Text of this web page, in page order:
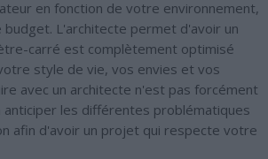
en fonction de votre environnement,
L'architecte permet d'avoir un
carré est complètement optimisé
style de vie, vos envies et vos
avec un architecte n'est pas forcément
anticiper les différentes problématiques
afin d'avoir un projet qui respecte votre